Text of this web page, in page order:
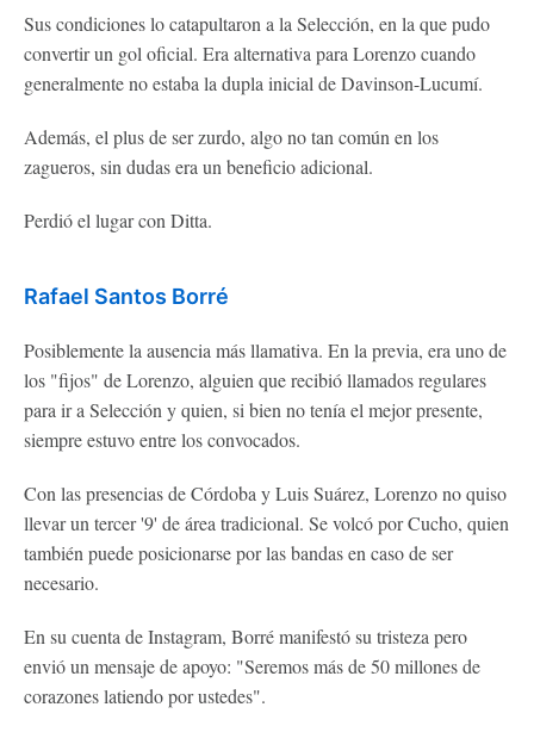
Sus condiciones lo catapultaron a la Selección, en la que pudo
convertir un gol oficial. Era alternativa para Lorenzo cuando
generalmente no estaba la dupla inicial de Davinson-Lucumí.
Además, el plus de ser zurdo, algo no tan común en los
zagueros, sin dudas era un beneficio adicional.
Perdió el lugar con Ditta.
Rafael Santos Borré
Posiblemente la ausencia más llamativa. En la previa, era uno de
los "fijos" de Lorenzo, alguien que recibió llamados regulares
para ir a Selección y quien, si bien no tenía el mejor presente,
siempre estuvo entre los convocados.
Con las presencias de Córdoba y Luis Suárez, Lorenzo no quiso
llevar un tercer '9' de área tradicional. Se volcó por Cucho, quien
también puede posicionarse por las bandas en caso de ser
necesario.
En su cuenta de Instagram, Borré manifestó su tristeza pero
envió un mensaje de apoyo: "Seremos más de 50 millones de
corazones latiendo por ustedes".